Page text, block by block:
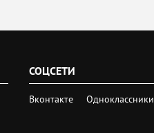
СОЦСЕТИ
Вконтакте Одноклассники